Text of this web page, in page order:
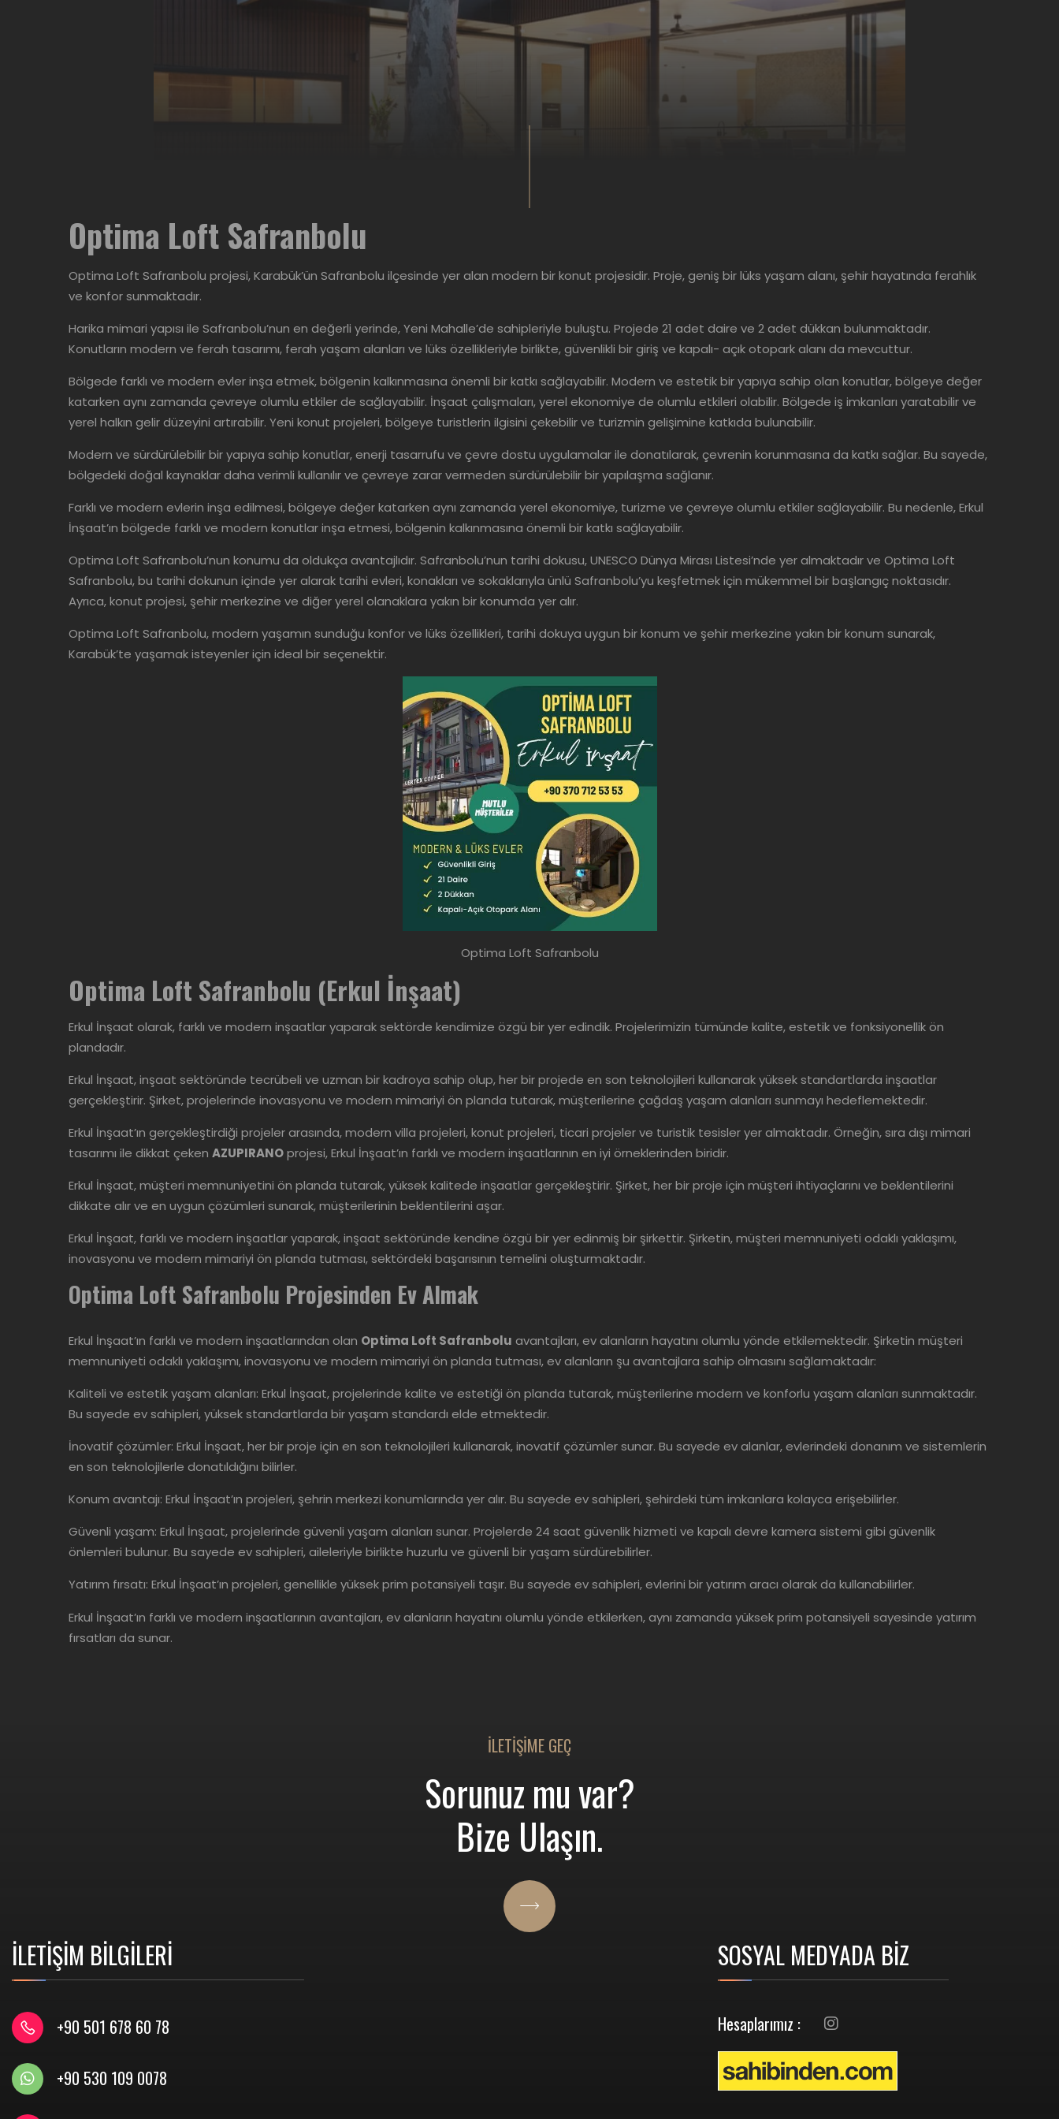
Optima Loft Safranbolu
Optima Loft Safranbolu projesi, Karabük’ün Safranbolu ilçesinde yer alan modern bir konut projesidir. Proje, geniş bir lüks yaşam alanı, şehir hayatında ferahlık
ve konfor sunmaktadır.
Harika mimari yapısı ile Safranbolu’nun en değerli yerinde, Yeni Mahalle’de sahipleriyle buluştu. Projede 21 adet daire ve 2 adet dükkan bulunmaktadır.
Konutların modern ve ferah tasarımı, ferah yaşam alanları ve lüks özellikleriyle birlikte, güvenlikli bir giriş ve kapalı- açık otopark alanı da mevcuttur.
Bölgede farklı ve modern evler inşa etmek, bölgenin kalkınmasına önemli bir katkı sağlayabilir. Modern ve estetik bir yapıya sahip olan konutlar, bölgeye değer
katarken aynı zamanda çevreye olumlu etkiler de sağlayabilir. İnşaat çalışmaları, yerel ekonomiye de olumlu etkileri olabilir. Bölgede iş imkanları yaratabilir ve
yerel halkın gelir düzeyini artırabilir. Yeni konut projeleri, bölgeye turistlerin ilgisini çekebilir ve turizmin gelişimine katkıda bulunabilir.
Modern ve sürdürülebilir bir yapıya sahip konutlar, enerji tasarrufu ve çevre dostu uygulamalar ile donatılarak, çevrenin korunmasına da katkı sağlar. Bu sayede,
bölgedeki doğal kaynaklar daha verimli kullanılır ve çevreye zarar vermeden sürdürülebilir bir yapılaşma sağlanır.
Farklı ve modern evlerin inşa edilmesi, bölgeye değer katarken aynı zamanda yerel ekonomiye, turizme ve çevreye olumlu etkiler sağlayabilir. Bu nedenle, Erkul
İnşaat’ın bölgede farklı ve modern konutlar inşa etmesi, bölgenin kalkınmasına önemli bir katkı sağlayabilir.
Optima Loft Safranbolu’nun konumu da oldukça avantajlıdır. Safranbolu’nun tarihi dokusu, UNESCO Dünya Mirası Listesi’nde yer almaktadır ve Optima Loft
Safranbolu, bu tarihi dokunun içinde yer alarak tarihi evleri, konakları ve sokaklarıyla ünlü Safranbolu’yu keşfetmek için mükemmel bir başlangıç ​​noktasıdır.
Ayrıca, konut projesi, şehir merkezine ve diğer yerel olanaklara yakın bir konumda yer alır.
Optima Loft Safranbolu, modern yaşamın sunduğu konfor ve lüks özellikleri, tarihi dokuya uygun bir konum ve şehir merkezine yakın bir konum sunarak,
Karabük’te yaşamak isteyenler için ideal bir seçenektir.
Optima Loft Safranbolu
Optima Loft Safranbolu (Erkul İnşaat)
Erkul İnşaat olarak, farklı ve modern inşaatlar yaparak sektörde kendimize özgü bir yer edindik. Projelerimizin tümünde kalite, estetik ve fonksiyonellik ön
plandadır.
Erkul İnşaat, inşaat sektöründe tecrübeli ve uzman bir kadroya sahip olup, her bir projede en son teknolojileri kullanarak yüksek standartlarda inşaatlar
gerçekleştirir. Şirket, projelerinde inovasyonu ve modern mimariyi ön planda tutarak, müşterilerine çağdaş yaşam alanları sunmayı hedeflemektedir.
Erkul İnşaat’ın gerçekleştirdiği projeler arasında, modern villa projeleri, konut projeleri, ticari projeler ve turistik tesisler yer almaktadır. Örneğin, sıra dışı mimari
tasarımı ile dikkat çeken AZUPIRANOprojesi, Erkul İnşaat’ın farklı ve modern inşaatlarının en iyi örneklerinden biridir.
Erkul İnşaat, müşteri memnuniyetini ön planda tutarak, yüksek kalitede inşaatlar gerçekleştirir. Şirket, her bir proje için müşteri ihtiyaçlarını ve beklentilerini
dikkate alır ve en uygun çözümleri sunarak, müşterilerinin beklentilerini aşar.
Erkul İnşaat, farklı ve modern inşaatlar yaparak, inşaat sektöründe kendine özgü bir yer edinmiş bir şirkettir. Şirketin, müşteri memnuniyeti odaklı yaklaşımı,
inovasyonu ve modern mimariyi ön planda tutması, sektördeki başarısının temelini oluşturmaktadır.
Optima Loft Safranbolu Projesinden Ev Almak
Erkul İnşaat’ın farklı ve modern inşaatlarından olan Optima Loft Safranbolu avantajları, ev alanların hayatını olumlu yönde etkilemektedir. Şirketin müşteri
memnuniyeti odaklı yaklaşımı, inovasyonu ve modern mimariyi ön planda tutması, ev alanların şu avantajlara sahip olmasını sağlamaktadır:
Kaliteli ve estetik yaşam alanları: Erkul İnşaat, projelerinde kalite ve estetiği ön planda tutarak, müşterilerine modern ve konforlu yaşam alanları sunmaktadır.
Bu sayede ev sahipleri, yüksek standartlarda bir yaşam standardı elde etmektedir.
İnovatif çözümler: Erkul İnşaat, her bir proje için en son teknolojileri kullanarak, inovatif çözümler sunar. Bu sayede ev alanlar, evlerindeki donanım ve sistemlerin
en son teknolojilerle donatıldığını bilirler.
Konum avantajı: Erkul İnşaat’ın projeleri, şehrin merkezi konumlarında yer alır. Bu sayede ev sahipleri, şehirdeki tüm imkanlara kolayca erişebilirler.
Güvenli yaşam: Erkul İnşaat, projelerinde güvenli yaşam alanları sunar. Projelerde 24 saat güvenlik hizmeti ve kapalı devre kamera sistemi gibi güvenlik
önlemleri bulunur. Bu sayede ev sahipleri, aileleriyle birlikte huzurlu ve güvenli bir yaşam sürdürebilirler.
Yatırım fırsatı: Erkul İnşaat’ın projeleri, genellikle yüksek prim potansiyeli taşır. Bu sayede ev sahipleri, evlerini bir yatırım aracı olarak da kullanabilirler.
Erkul İnşaat’ın farklı ve modern inşaatlarının avantajları, ev alanların hayatını olumlu yönde etkilerken, aynı zamanda yüksek prim potansiyeli sayesinde yatırım
fırsatları da sunar.
İLETİŞİME GEÇ
Sorunuz mu var?
Bize Ulaşın.
İLETİŞİM BİLGİLERİ
+90 501 678 60 78
+90 530 109 0078
SOSYAL MEDYADA BİZ
Hesaplarımız :